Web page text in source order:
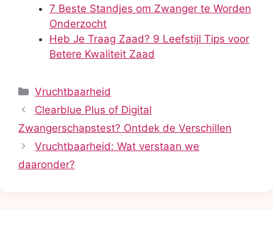
7 Beste Standjes om Zwanger te Worden
Onderzocht
Heb Je Traag Zaad? 9 Leefstijl Tips voor
Betere Kwaliteit Zaad
Categorieën
Vruchtbaarheid
Clearblue Plus of Digital
Zwangerschapstest? Ontdek de Verschillen
Vruchtbaarheid: Wat verstaan we
daaronder?